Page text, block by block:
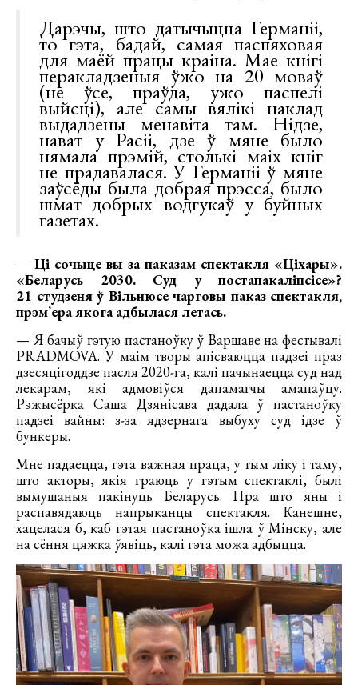
Дарэчы, што датычыцца Германіі,
то гэта, бадай, самая паспяховая
для маёй працы краіна. Мае кнігі
перакладзеныя ўжо на 20 моваў
(не ўсе, праўда, ужо паспелі
выйсці), але самы вялікі наклад
выдадзены менавіта там. Нідзе,
нават у Расіі, дзе ў мяне было
нямала прэмій, столькі маіх кніг
не прадавалася. У Германіі ў мяне
заўсёды была добрая прэсса, было
шмат добрых водгукаў у буйных
газетах.
— Ці сочыце вы за паказам спектакля «Ціхары».
«Беларусь 2030. Суд у постапакаліпсісе»?
21 студзеня ў Вільнюсе чарговы паказ спектакля,
прэм’ера якога адбылася летась.
— Я бачыў гэтую пастаноўку ў Варшаве на фестывалі
PRADMOVA. У маім творы апісваюцца падзеі праз
дзесяцігоддзе пасля 2020-га, калі пачынаецца суд над
лекарам, які адмовіўся дапамагчы амапаўцу.
Рэжысёрка Саша Дзянісава дадала ў пастаноўку
падзеі вайны: з-за ядзернага выбуху суд ідзе ў
бункеры.
Мне падаецца, гэта важная праца, у тым ліку і таму,
што акторы, якія граюць у гэтым спектаклі, былі
вымушаныя пакінуць Беларусь. Пра што яны і
распавядаюць напрыканцы спектакля. Канешне,
хацелася б, каб гэтая пастаноўка ішла ў Мінску, але
на сёння цяжка ўявіць, калі гэта можа адбыцца.